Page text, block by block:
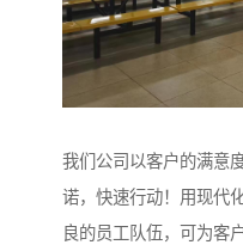
我们公司以客户的满意
诺，快速行动！用现代
良的员工队伍，可为客